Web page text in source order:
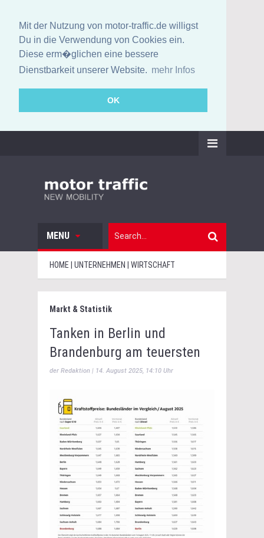
Mit der Nutzung von motor-traffic.de willigst
Du in die Verwendung von Cookies ein.
Diese erm�glichen eine bessere
Dienstbarkeit unserer Website. mehr Infos
OK
MENU
HOME | UNTERNEHMEN | WIRTSCHAFT
Markt & Statistik
Tanken in Berlin und
Brandenburg am teuersten
der Redaktion | 14. August 2025, 14:10 Uhr